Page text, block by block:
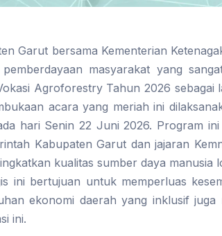
Garut bersama Kementerian
masyarakat yang
Agroforestry Tahun 2026 sebagai
acara yang meriah ini
hari Senin 22 Juni 2026. Program
Kabupaten Garut dan jajaran
kualitas sumber daya manusia
ini bertujuan untuk memperluas
ekonomi daerah yang inklusif
ini.